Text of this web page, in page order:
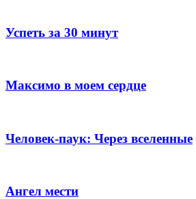
Успеть за 30 минут
Максимо в моем сердце
Человек-паук: Через вселенные
Ангел мести